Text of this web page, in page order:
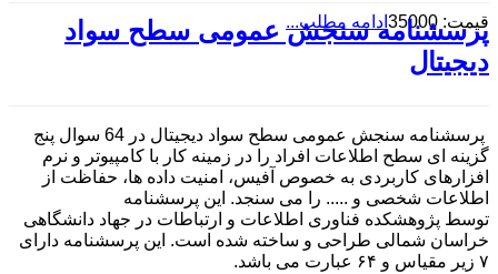
قیمت: 35000 ادامه مطلب...
پرسشنامه سنجش عمومی سطح سواد
دیجیتال
پرسشنامه سنجش عمومی سطح سواد دیجیتال در 64 سوال پنج
گزینه ای سطح اطلاعات افراد را در زمینه کار با کامپیوتر و نرم
افزارهای کاربردی به خصوص آفیس، امنیت داده ها، حفاظت از
اطلاعات شخصی و ..... را می سنجد. این پرسشنامه
توسط پژوهشکده فناوری اطلاعات و ارتباطات در جهاد دانشگاهی
خراسان شمالی طراحی و ساخته شده است. این پرسشنامه دارای
۷ زیر مقیاس و ۶۴ عبارت می باشد.